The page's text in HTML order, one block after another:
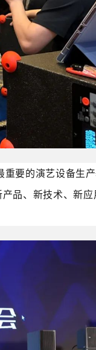
要的演艺设备生
品、新技术、新